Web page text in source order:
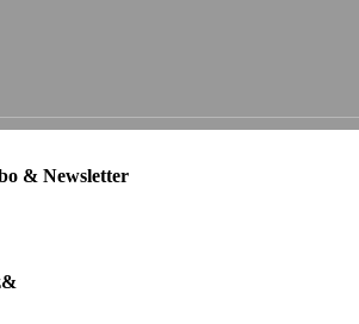
& Newsletter